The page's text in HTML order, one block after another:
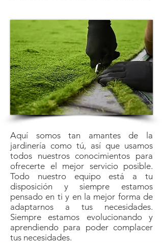
Aquí somos tan amantes de la
jardinería como tú, así que usamos
todos nuestros conocimientos para
ofrecerte el mejor servicio posible.
Todo nuestro equipo está a tu
disposición y siempre estamos
pensado en ti y en la mejor forma de
adaptarnos a tus necesidades.
Siempre estamos evolucionando y
aprendiendo para poder complacer
tus necesidades.